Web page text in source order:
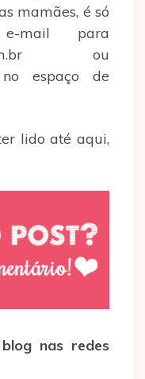
mamães, é só
mail para
ou
espaço de
lido até aqui,
nas redes